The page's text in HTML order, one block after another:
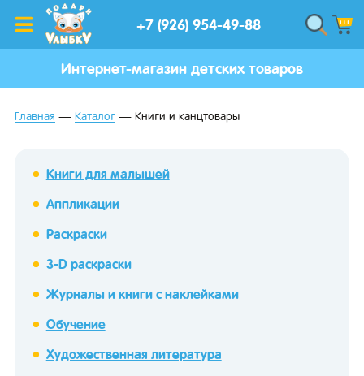
+7 (926) 954-49-88
Интернет-магазин детских товаров
Главная Каталог Книги и канцтовары
Книги для малышей
Аппликации
Раскраски
3-D раскраски
Журналы и книги с наклейками
Обучение
Художественная литература